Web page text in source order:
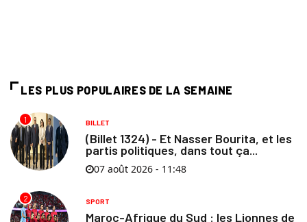
LES PLUS POPULAIRES DE LA SEMAINE
1 BILLET
(Billet 1324) - Et Nasser Bourita, et les
partis politiques, dans tout ça...
07 août 2026 - 11:48
2 SPORT
Maroc-Afrique du Sud : les Lionnes de